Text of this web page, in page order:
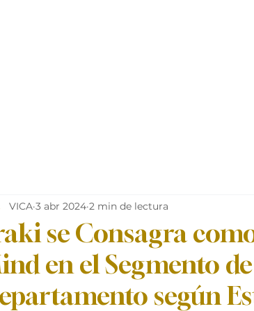
se Consagra
en el Segmento
según
VICA 3 abr 2024 2 min de lectura